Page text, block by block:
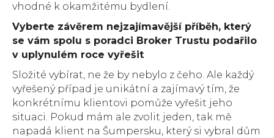
vhodné k okamžitému bydlení.
Vyberte závěrem nejzajímavější příběh, který
se vám spolu s poradci Broker Trustu podařilo
v uplynulém roce vyřešit
Složité vybírat, ne že by nebylo z čeho. Ale každý
vyřešený případ je unikátní a zajímavý tím, že
konkrétnímu klientovi pomůže vyřešit jeho
situaci. Pokud mám ale zvolit jeden, tak mě
napadá klient na Šumpersku, který si vybral dům